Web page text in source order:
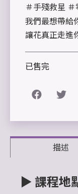
＃手殘救星
我們最想帶給
讓花真正走進
已售完
描述
▶ 課程地